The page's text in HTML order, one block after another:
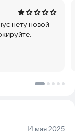
с ними, корми
элементов
с
дикой
вырастут! Ты
крутыми
Дата:
14 мая 2025